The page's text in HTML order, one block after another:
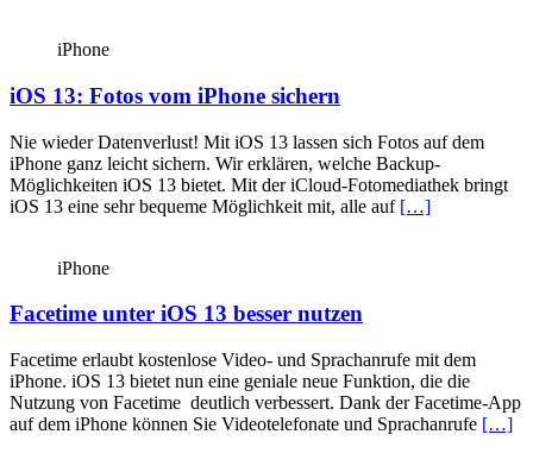
iPhone
iOS 13: Fotos vom iPhone sichern
Nie wieder Datenverlust! Mit iOS 13 lassen sich Fotos auf dem
iPhone ganz leicht sichern. Wir erklären, welche Backup-
Möglichkeiten iOS 13 bietet. Mit der iCloud-Fotomediathek bringt
iOS 13 eine sehr bequeme Möglichkeit mit, alle auf […]
iPhone
Facetime unter iOS 13 besser nutzen
Facetime erlaubt kostenlose Video- und Sprach­anrufe mit dem
iPhone. iOS 13 bietet nun eine geniale neue Funktion, die die
Nutzung von Facetime deutlich verbessert. Dank der Facetime-App
auf dem iPhone können Sie Video­telefonate und Sprachanrufe […]